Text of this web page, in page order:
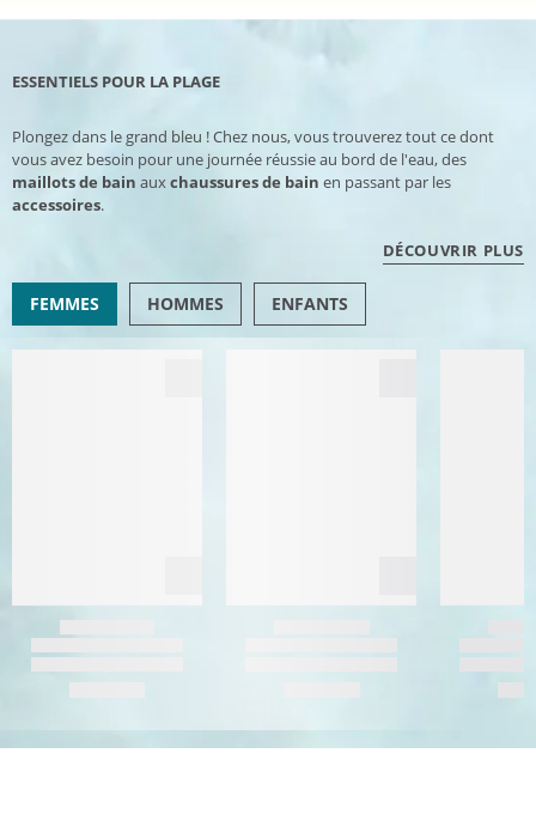
ESSENTIELS POUR LA PLAGE
Plongez dans le grand bleu ! Chez nous, vous trouverez tout ce dont
vous avez besoin pour une journée réussie au bord de l'eau, des
maillots de bain auxchaussures de bain en passant par les
accessoires.
DÉCOUVRIR PLUS
FEMMES HOMMES ENFANTS